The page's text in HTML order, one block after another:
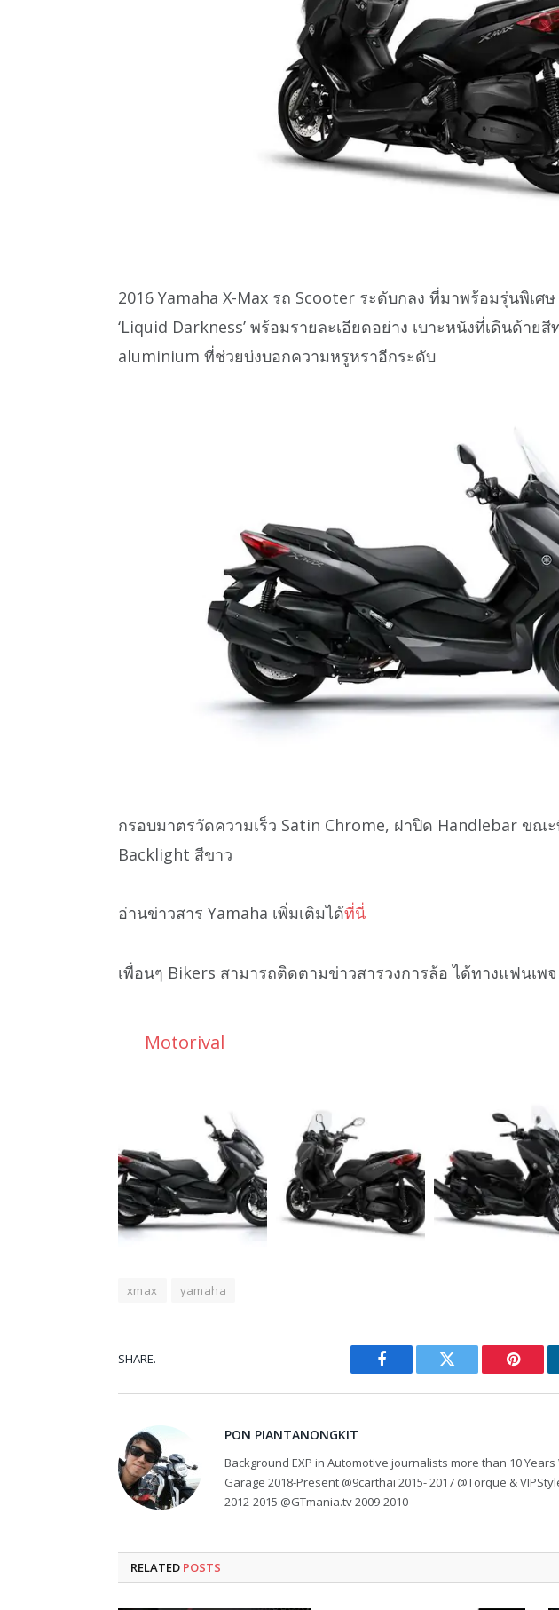
2016 Yamaha X-Max รถ Scooter ระดับกลง ที่มาพร้อมรุ่นพิเศ
‘Liquid Darkness’ พร้อมรายละเอียดอย่าง เบาะหนังที่เดินด้ายสี
aluminium ที่ช่วยบ่งบอกความหรูหราอีกระดับ
กรอบมาตรวัดความเร็ว Satin Chrome, ฝาปิด Handlebar ขณ
Backlight สีขาว
อ่านข่าวสาร Yamaha เพิ่มเติมได้ที่นี่
เพื่อนๆ Bikers สามารถติดตามข่าวสารวงการล้อ ได้ทางแฟนเพ
Motorival
xmax yamaha
SHARE.
Facebook Twitter
PON PIANTANONGKIT
Background EXP in Automotive journalists more than 10
Garage 2018-Present @9carthai 2015- 2017 @Torque &
2012-2015 @GTmania.tv 2009-2010
RELATED POSTS